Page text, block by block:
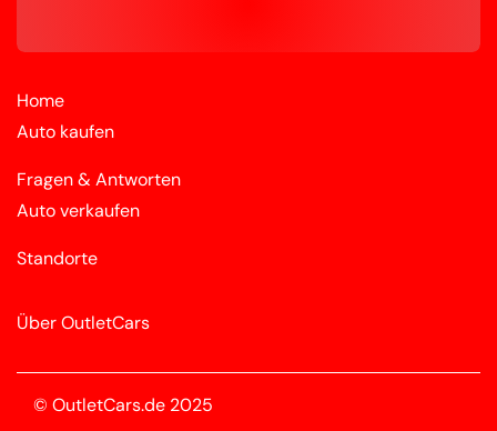
Home
Auto kaufen
Fragen & Antworten
Auto verkaufen
Standorte
Über OutletCars
© OutletCars.de 2025